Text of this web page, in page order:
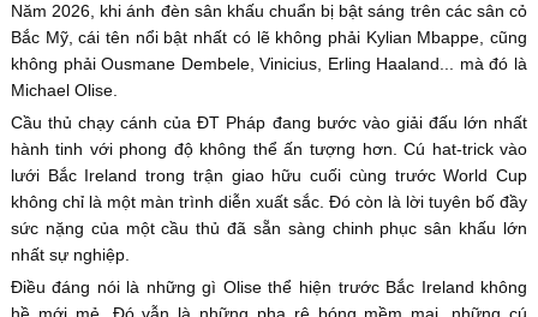
Năm 2026, khi ánh đèn sân khấu chuẩn bị bật sáng trên các sân cỏ
Bắc Mỹ, cái tên nổi bật nhất có lẽ không phải Kylian Mbappe, cũng
không phải Ousmane Dembele, Vinicius, Erling Haaland... mà đó là
Michael Olise.
Cầu thủ chạy cánh của ĐT Pháp đang bước vào giải đấu lớn nhất
hành tinh với phong độ không thể ấn tượng hơn. Cú hat-trick vào
lưới Bắc Ireland trong trận giao hữu cuối cùng trước World Cup
không chỉ là một màn trình diễn xuất sắc. Đó còn là lời tuyên bố đầy
sức nặng của một cầu thủ đã sẵn sàng chinh phục sân khấu lớn
nhất sự nghiệp.
Điều đáng nói là những gì Olise thể hiện trước Bắc Ireland không